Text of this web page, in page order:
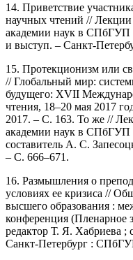
14. Приветствие
научных чтений //
академии наук в СПбГУП
и выступ. – Санкт-
15. Протекционизм или
// Глобальный мир:
будущего: XVII
чтения, 18–20 мая 2017
2017. – С. 163. То же //
академии наук в СПбГУП
составитель А. С.
– С. 666–671.
16. Размышления о
условиях ее кризиса //
высшего образования :
конференция (Пленарное
редактор Т. Я. Хабриева ;
Санкт-Петербург :